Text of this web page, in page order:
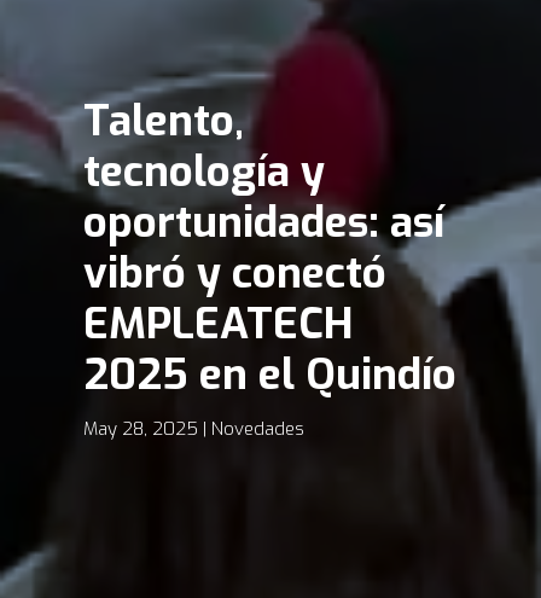
Talento,
tecnología y
oportunidades: así
vibró y conectó
EMPLEATECH
2025 en el Quindío
May 28, 2025 Novedades